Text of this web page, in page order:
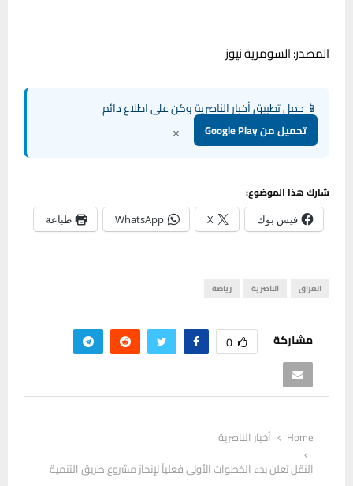
المصدر: السومرية نيوز
📱 حمل تطبيق أخبار الناصرية وكن على اطلاع دائم
تحميل من Google Play ×
شارك هذا الموضوع:
فيس بوك X
WhatsApp طباعة
العراق الناصرية رياضة
مشاركة 0
Home
أخبار الناصرية
النقل تعلن بدء الخطوات الأولى فعلياً لإنجاز مشروع طريق التنمية